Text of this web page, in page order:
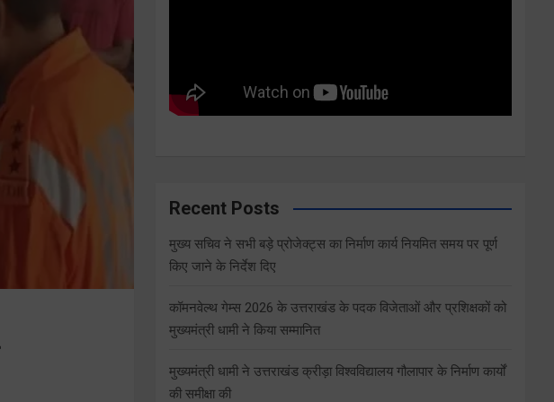
Recent Posts
मुख्य सचिव ने सभी बड़े प्रोजेक्ट्स का निर्माण कार्य नियमित समय पर पूर्ण
किए जाने के निर्देश दिए
कॉमनवेल्थ गेम्स 2026 के उत्तराखंड के पदक विजेताओं और प्रशिक्षकों को
मुख्यमंत्री धामी ने किया सम्मानित
मुख्यमंत्री धामी ने उत्तराखंड क्रीड़ा विश्वविद्यालय गौलापार के निर्माण कार्यों
की समीक्षा की